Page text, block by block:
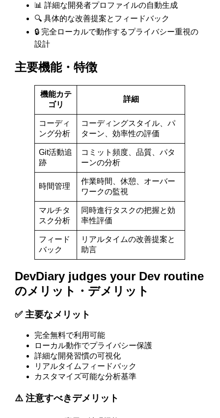
📊 詳細な開発者プロファイルの自動生成
🔍 具体的な改善提案とフィードバック
🔒 完全ローカルで動作するプライバシー重視の
設計
主要機能・特徴
機能カテ
ゴリ
詳細
コーディ
ング分析
コーディングスタイル、パ
ターン、効率性の評価
Git活動追
跡
コミット頻度、品質、パタ
ーンの分析
時間管理
作業時間、休憩、オーバー
ワークの監視
マルチタ
スク分析
同時進行タスクの把握と効
率性評価
フィード
バック
リアルタイムの改善提案と
助言
DevDiary judges your Dev routine
のメリット・デメリット
✅ 主要なメリット
完全無料で利用可能
ローカル動作でプライバシー保護
詳細な開発習慣の可視化
リアルタイムフィードバック
カスタマイズ可能な分析基準
⚠️ 注意すべきデメリット